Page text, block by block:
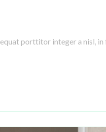
porttitor integer a nisl, in